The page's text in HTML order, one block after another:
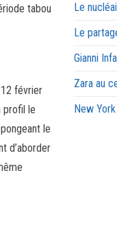
tabou
février
profil le
le
d’aborder
Le
Le
Gianni
Zara au
New